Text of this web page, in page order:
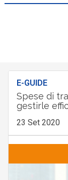
E-GUIDE
Spese di
gestirle
23 Set 2020